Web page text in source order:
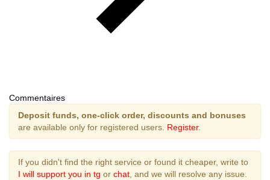
Commentaires
Deposit funds, one-click order, discounts and bonuses
are available only for registered users. Register.
If you didn't find the right service or found it cheaper, write to
I will support you in tg or chat , and we will resolve any issue.